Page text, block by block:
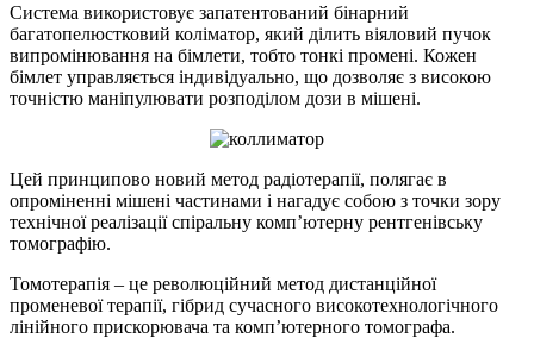
Система використовує запатентований бінарний
багатопелюстковий коліматор, який ділить віяловий пучок
випромінювання на бімлети, тобто тонкі промені. Кожен
бімлет управляється індивідуально, що дозволяє з високою
точністю маніпулювати розподілом дози в мішені.
Цей принципово новий метод радіотерапії, полягає в
опроміненні мішені частинами і нагадує собою з точки зору
технічної реалізації спіральну комп’ютерну рентгенівську
томографію.
Томотерапія – це революційний метод дистанційної
променевої терапії, гібрид сучасного високотехнологічного
лінійного прискорювача та комп’ютерного томографа.